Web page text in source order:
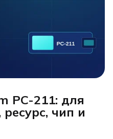
PC-211: для
чип и